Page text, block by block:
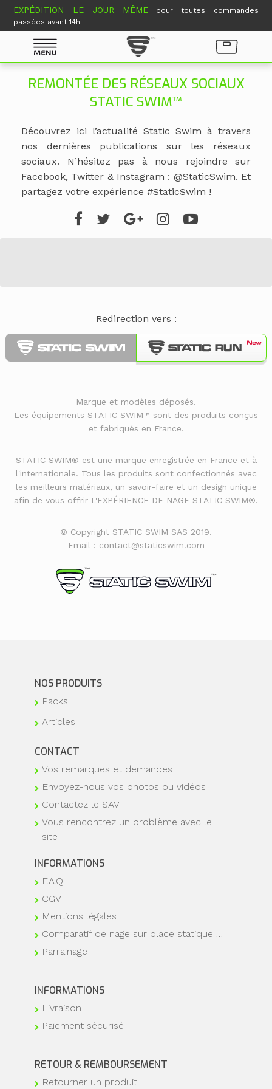
EXPÉDITION LE JOUR MÊME pour toutes commandes
passées avant 14h.
REMONTÉE DES RÉSEAUX SOCIAUX
STATIC SWIM™
Découvrez ici l’actualité Static Swim à travers
nos dernières publications sur les réseaux
sociaux. N’hésitez pas à nous rejoindre sur
Facebook, Twitter & Instagram : @StaticSwim. Et
partagez votre expérience #StaticSwim !
Redirection vers :
Marque et modèles déposés.
Les équipements STATIC SWIM™ sont des produits conçus
et fabriqués en France.
STATIC SWIM® est une marque enregistrée en France et à
l'internationale. Tous les produits sont confectionnés avec
les meilleurs matériaux, un savoir-faire et un design unique
afin de vous offrir L'EXPÉRIENCE DE NAGE STATIC SWIM®.
© Copyright STATIC SWIM SAS 2019.
Email : contact@staticswim.com
NOS PRODUITS
Packs
Articles
CONTACT
Vos remarques et demandes
Envoyez-nous vos photos ou vidéos
Contactez le SAV
Vous rencontrez un problème avec le
site
INFORMATIONS
F.A.Q
CGV
Mentions légales
Comparatif de nage sur place statique …
Parrainage
INFORMATIONS
Livraison
Paiement sécurisé
RETOUR & REMBOURSEMENT
Retourner un produit